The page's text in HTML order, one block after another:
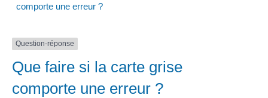
comporte une erreur ?
Question-réponse
Que faire si la carte grise
comporte une erreur ?